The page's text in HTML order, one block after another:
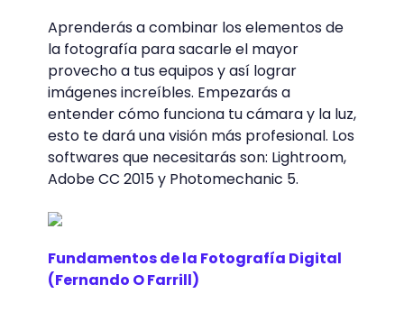
Aprenderás a combinar los elementos de
la fotografía para sacarle el mayor
provecho a tus equipos y así lograr
imágenes increíbles. Empezarás a
entender cómo funciona tu cámara y la luz,
esto te dará una visión más profesional. Los
softwares que necesitarás son: Lightroom,
Adobe CC 2015 y Photomechanic 5.
Fundamentos de la Fotografía Digital
(Fernando O Farrill)